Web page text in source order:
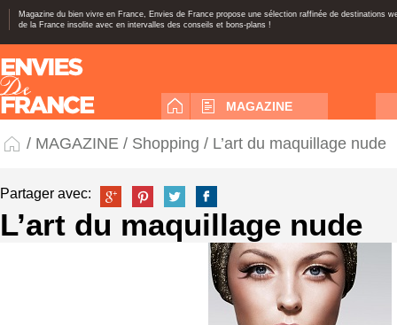
Magazine du bien vivre en France, Envies de France propose une sélection raffinée de destinations
de la France insolite avec en intervalles des conseils et bons-plans !
MAGAZINE
/ MAGAZINE / Shopping / L’art du maquillage nude
Partager avec:
L’art du maquillage nude